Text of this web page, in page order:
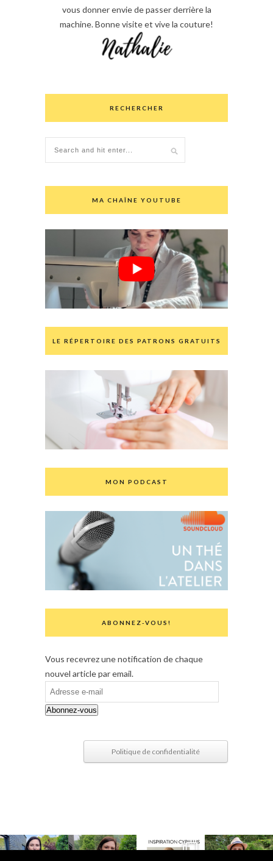
vous donner envie de passer derrière la
machine. Bonne visite et vive la couture!
RECHERCHER
MA CHAÎNE YOUTUBE
LE RÉPERTOIRE DES PATRONS GRATUITS
MON PODCAST
ABONNEZ-VOUS!
Vous recevrez une notification de chaque
nouvel article par email.
Adresse
e-
mail
Abonnez-vous
Politique de confidentialité